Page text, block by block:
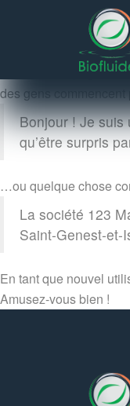
Ceci est une page
des gens commencent
Bonjour ! Je suis
qu’être surpris
…ou quelque chose
La société 123
Saint-Genest-et-
En tant que nouvel
Amusez-vous bien !